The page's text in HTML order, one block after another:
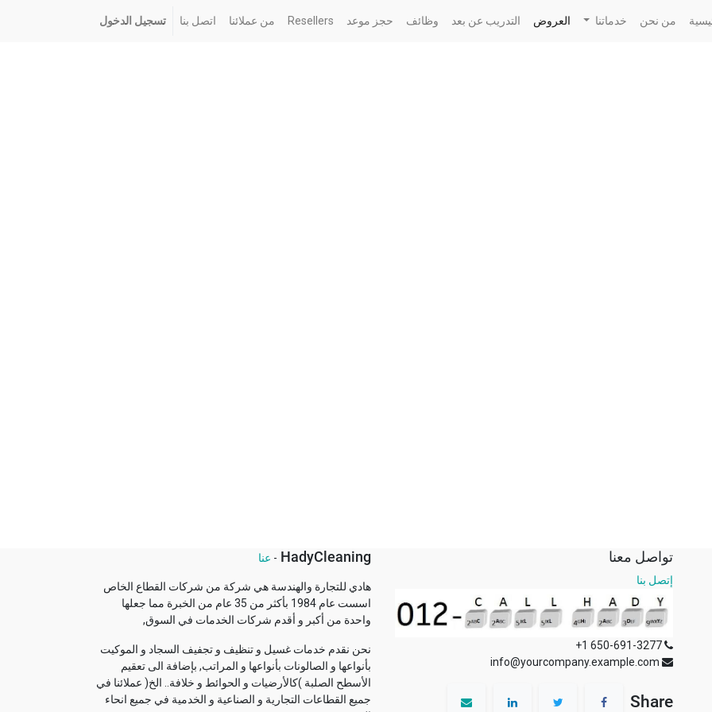
من نحن خدماتنا العروض التدريب عن بعد وظائف حجز موعد Resellers من عملائنا اتصل بنا تسجيل الدخول
تواصل معنا
إتصل بنا
+1 650-691-3277
info@yourcompany.example.com
Share
HadyCleaning
- عنا
هادي للتجارة والهندسة هي شركة من شركات القطاع الخاص
اسست عام 1984 بأكثر من 35 عام من الخبرة مما جعلها
واحدة من أكبر و أقدم شركات الخدمات في السوق,
نحن نقدم خدمات غسيل و تنظيف و تجفيف السجاد و الموكيت
بأنواعها و الصالونات بأنواعها و المراتب, بإضافة الى تعقيم
الأسطح الصلبة )كالأرضيات و الحوائط و خلافة.. الخ( عملائنا في
جميع القطاعات التجارية و الصناعية و الخدمية في جميع انحاء